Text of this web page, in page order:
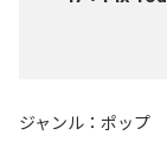
ジャンル： ポップ